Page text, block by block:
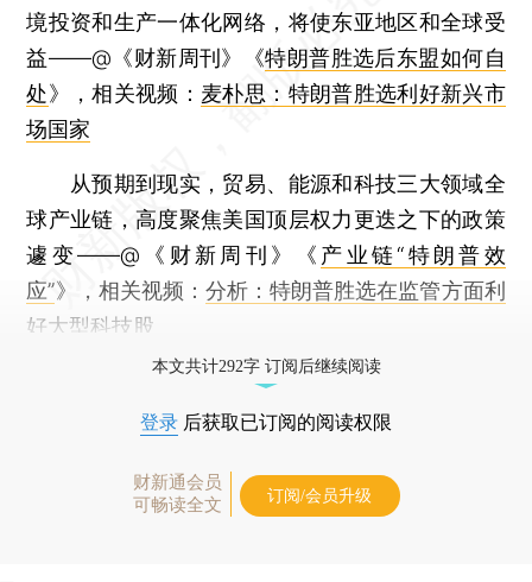
境投资和生产一体化网络，将使东亚地区和全球受
益——@《财新周刊》《特朗普胜选后东盟如何自
处》，相关视频： 麦朴思：特朗普胜选利好新兴市
场国家
从预期到现实，贸易、能源和科技三大领域全
球产业链，高度聚焦美国顶层权力更迭之下的政策
遽变——@《财新周刊》《 产业链“特朗普效
应”》，相关视频： 分析：特朗普胜选在监管方面利
好大型科技股
本文共计292字 订阅后继续阅读
登录 后获取已订阅的阅读权限
财新通会员
可畅读全文
订阅/会员升级